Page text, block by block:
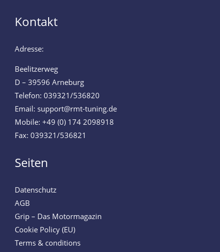
Kontakt
Adresse:
Beelitzerweg
D – 39596 Arneburg
Telefon: 039321/536820
Email: support@rmt-tuning.de
Mobile: +49 (0) 174 2098918
Fax: 039321/536821
Seiten
Datenschutz
AGB
Grip – Das Motormagazin
Cookie Policy (EU)
Terms & conditions